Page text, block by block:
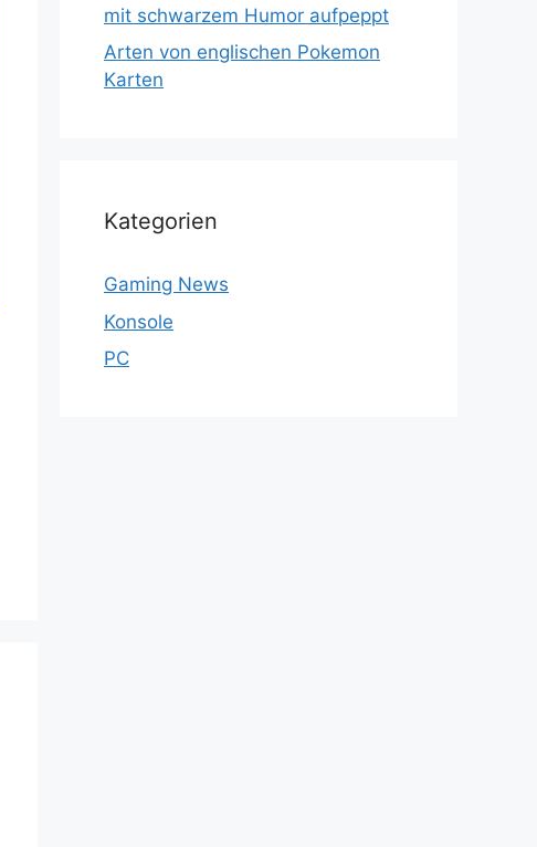
mit schwarzem Humor aufpeppt
Arten von englischen Pokemon
Karten
Kategorien
Gaming News
Konsole
PC